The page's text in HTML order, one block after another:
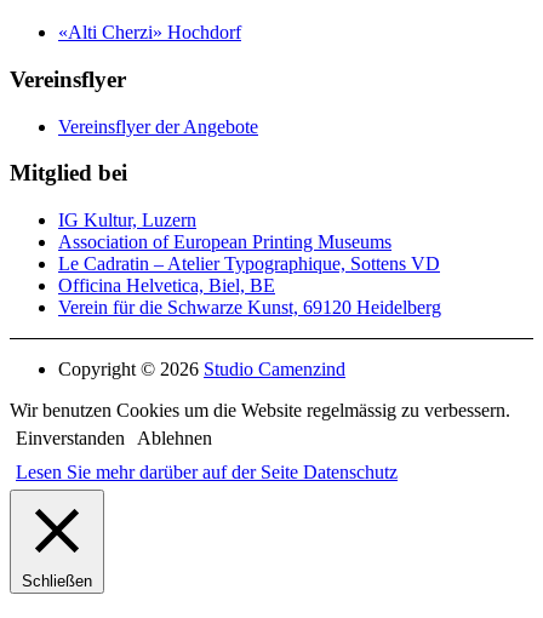
«Alti Cherzi» Hochdorf
Vereinsflyer
Vereinsflyer der Angebote
Mitglied bei
IG Kultur, Luzern
Association of European Printing Museums
Le Cadratin – Atelier Typographique, Sottens VD
Officina Helvetica, Biel, BE
Verein für die Schwarze Kunst, 69120 Heidelberg
Copyright © 2026 Studio Camenzind
Wir benutzen Cookies um die Website regelmässig zu verbessern.
Einverstanden
Ablehnen
Lesen Sie mehr darüber auf der Seite Datenschutz
Schließen